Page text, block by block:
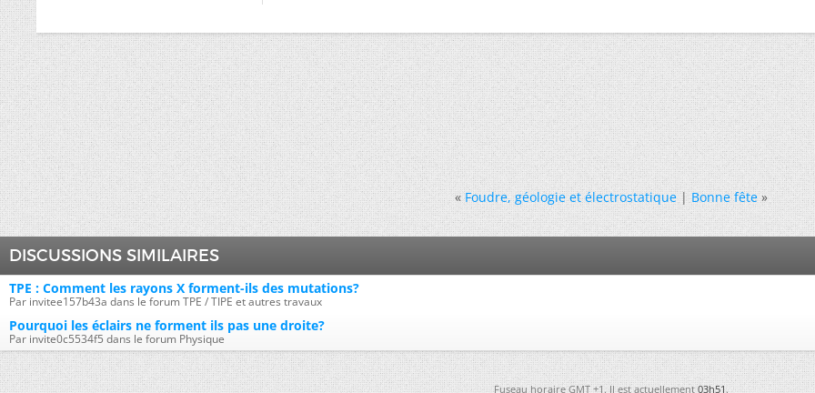
« Foudre, géologie et électrostatique|Bonne fête »
DISCUSSIONS SIMILAIRES
TPE : Comment les rayons X forment-ils des mutations?
Par invitee157b43a dans le forum TPE / TIPE et autres travaux
Pourquoi les éclairs ne forment ils pas une droite?
Par invite0c5534f5 dans le forum Physique
Fuseau horaire GMT +1. Il est actuellement03h51.